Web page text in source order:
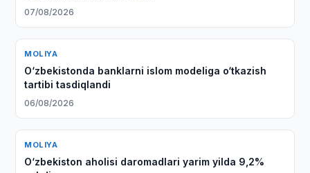
07/08/2026
MOLIYA
O‘zbekistonda banklarni islom modeliga o‘tkazish
tartibi tasdiqlandi
06/08/2026
MOLIYA
O‘zbekiston aholisi daromadlari yarim yilda 9,2%